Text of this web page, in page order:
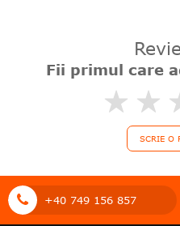
Fii primul care
SCRIE O
+40 749 156 857